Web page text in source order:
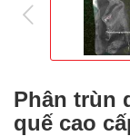
Phân trùn
quế cao